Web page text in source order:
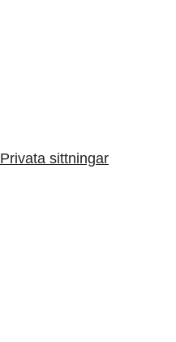
Privata sittningar